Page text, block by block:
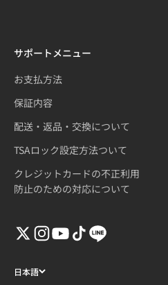
サポートメニュー
お支払方法
保証内容
配送・返品・交換について
TSAロック設定方法ついて
クレジットカードの不正利用
防止のための対応について
日本語